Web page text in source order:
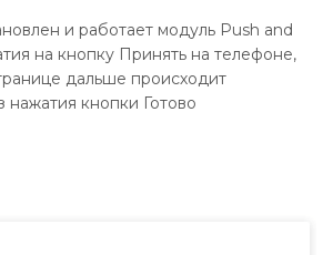
и работает модуль Push and
на кнопку Принять на телефоне,
дальше происходит
нажатия кнопки Готово